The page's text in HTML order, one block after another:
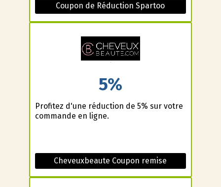
Coupon de Réduction Spartoo
5%
Profitez d'une réduction de 5% sur votre
commande en ligne.
Cheveuxbeaute Coupon remise